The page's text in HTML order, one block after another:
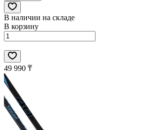
В наличии на складе
В корзину
49 990 ₸